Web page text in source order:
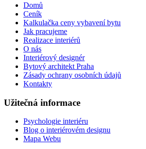
Domů
Ceník
Kalkulačka ceny vybavení bytu
Jak pracujeme
Realizace interiérů
O nás
Interiérový designér
Bytový architekt Praha
Zásady ochrany osobních údajů
Kontakty
Užitečná informace
Psychologie interiéru
Blog o interiérovém designu
Mapa Webu